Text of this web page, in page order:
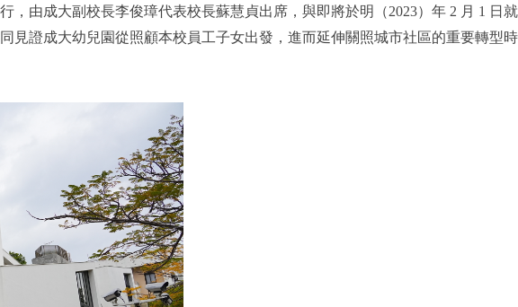
由成大副校長李俊璋代表校長蘇慧貞出席，與即將於明（2023）年 2 月 1 日就
證成大幼兒園從照顧本校員工子女出發，進而延伸關照城市社區的重要轉型時